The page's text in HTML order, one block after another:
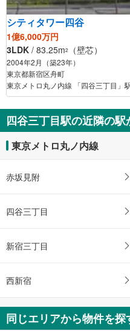
シティタワー四谷
1億6,000万円
3LDK / 83.25m2 （壁芯）
2004年2月（築23年）
東京都新宿区舟町
東京メトロ丸ノ内線 「四谷三丁目」
四谷三丁目駅の近隣の駅
東京メトロ丸ノ内線
赤坂見附
四谷三丁目
新宿三丁目
西新宿
同じエリアから物件を探